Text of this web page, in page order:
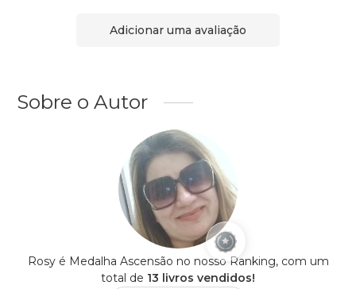
Adicionar uma avaliação
Sobre o Autor
Rosy é Medalha Ascensão no nosso Ranking, com um
total de 13 livros vendidos!